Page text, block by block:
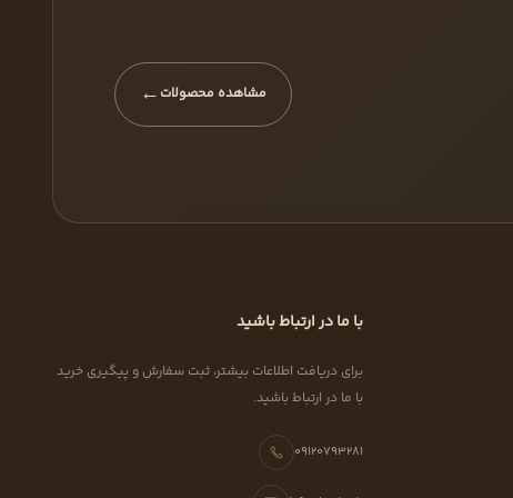
مشاهده محصولات ←
با ما در ارتباط باشید
برای دریافت اطلاعات بیشتر، ثبت سفارش و پیگیری خرید
با ما در ارتباط باشید.
09120793281